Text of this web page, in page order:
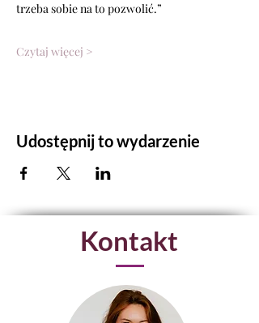
trzeba sobie na to pozwolić.”
Czytaj więcej >
Udostępnij to wydarzenie
Kontakt